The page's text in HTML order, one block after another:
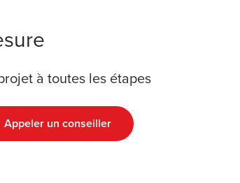
à toutes les étapes
Appeler un conseiller